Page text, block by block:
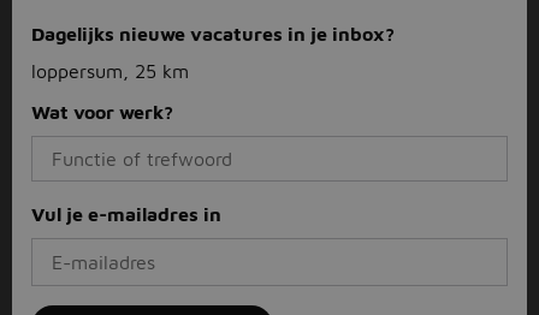
Dagelijks nieuwe vacatures in je inbox?
loppersum, 25 km
Wat voor werk?
Vul je e-mailadres in